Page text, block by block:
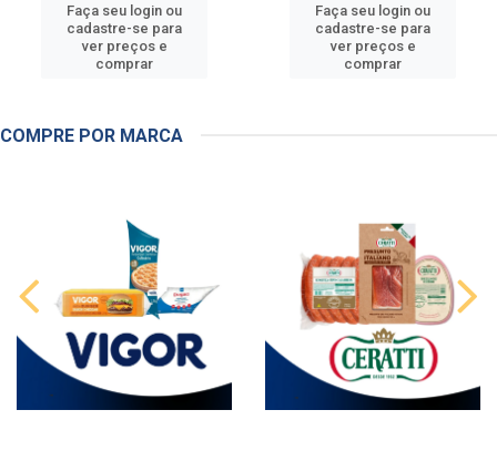
Faça seu login ou
cadastre-se para
ver preços e
comprar
Faça seu login ou
cadastre-se para
ver preços e
comprar
COMPRE POR MARCA